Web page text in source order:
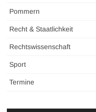
Pommern
Recht & Staatlichkeit
Rechtswissenschaft
Sport
Termine